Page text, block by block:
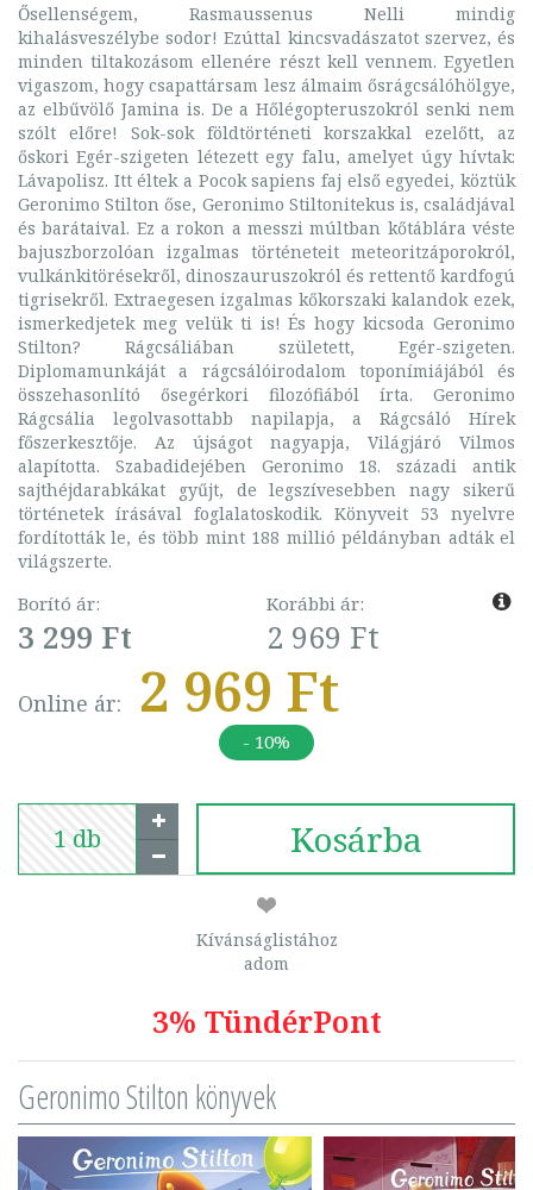
Ősellenségem, Rasmaussenus Nelli mindig
kihalásveszélybe sodor! Ezúttal kincsvadászatot szervez, és
minden tiltakozásom ellenére részt kell vennem. Egyetlen
vigaszom, hogy csapattársam lesz álmaim ősrágcsálóhölgye,
az elbűvölő Jamina is. De a Hőlégopteruszokról senki nem
szólt előre! Sok-sok földtörténeti korszakkal ezelőtt, az
őskori Egér-szigeten létezett egy falu, amelyet úgy hívtak:
Lávapolisz. Itt éltek a Pocok sapiens faj első egyedei, köztük
Geronimo Stilton őse, Geronimo Stiltonitekus is, családjával
és barátaival. Ez a rokon a messzi múltban kőtáblára véste
bajuszborzolóan izgalmas történeteit meteoritzáporokról,
vulkánkitörésekről, dinoszauruszokról és rettentő kardfogú
tigrisekről. Extraegesen izgalmas kőkorszaki kalandok ezek,
ismerkedjetek meg velük ti is! És hogy kicsoda Geronimo
Stilton? Rágcsáliában született, Egér-szigeten.
Diplomamunkáját a rágcsálóirodalom toponímiájából és
összehasonlító ősegérkori filozófiából írta. Geronimo
Rágcsália legolvasottabb napilapja, a Rágcsáló Hírek
főszerkesztője. Az újságot nagyapja, Világjáró Vilmos
alapította. Szabadidejében Geronimo 18. századi antik
sajthéjdarabkákat gyűjt, de legszívesebben nagy sikerű
történetek írásával foglalatoskodik. Könyveit 53 nyelvre
fordították le, és több mint 188 millió példányban adták el
világszerte.
Borító ár:
3 299 Ft
Korábbi ár:
2 969 Ft
Online ár: 2 969 Ft
- 10%
Kosárba
Kívánságlistához
adom
3% TündérPont
Geronimo Stilton könyvek